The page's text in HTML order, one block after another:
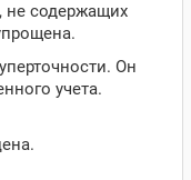
не содержащих
Он
учета.